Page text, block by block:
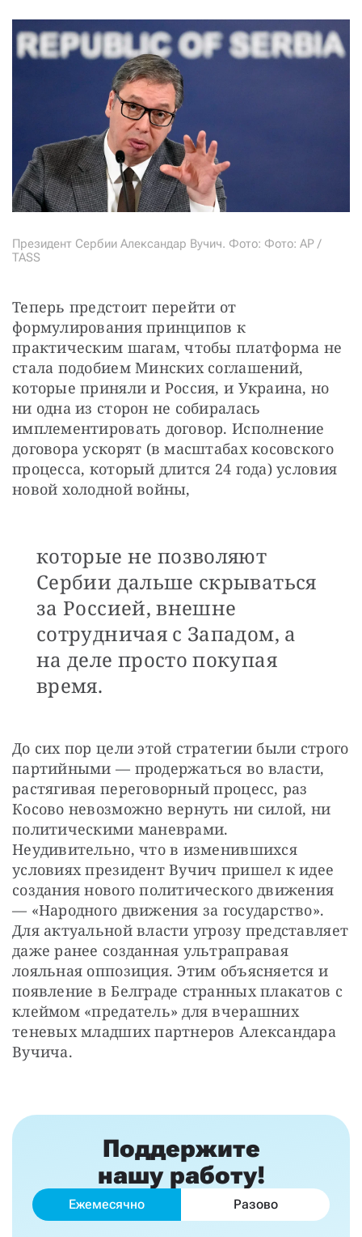
Президент Сербии Александар Вучич. Фото: Фото: AP /
TASS
Теперь предстоит перейти от
формулирования принципов к
практическим шагам, чтобы платформа не
стала подобием Минских соглашений,
которые приняли и Россия, и Украина, но
ни одна из сторон не собиралась
имплементировать договор. Исполнение
договора ускорят (в масштабах косовского
процесса, который длится 24 года) условия
новой холодной войны,
которые не позволяют
Сербии дальше скрываться
за Россией, внешне
сотрудничая с Западом, а
на деле просто покупая
время.
До сих пор цели этой стратегии были строго
партийными — продержаться во власти,
растягивая переговорный процесс, раз
Косово невозможно вернуть ни силой, ни
политическими маневрами.
Неудивительно, что в изменившихся
условиях президент Вучич пришел к идее
создания нового политического движения
— «Народного движения за государство».
Для актуальной власти угрозу представляет
даже ранее созданная ультраправая
лояльная оппозиция. Этим объясняется и
появление в Белграде странных плакатов с
клеймом «предатель» для вчерашних
теневых младших партнеров Александара
Вучича.
Поддержите
нашу работу!
Ежемесячно Разово